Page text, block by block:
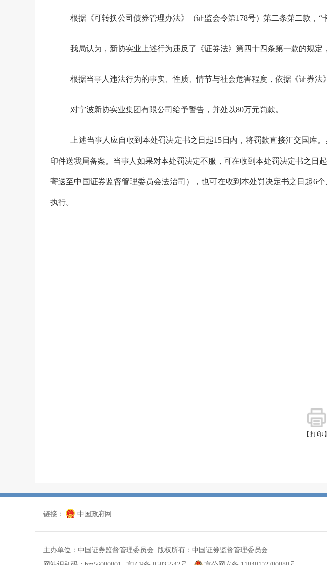
根据《可转换公司债券管理办法》（证监会令第178号）第二条第二款，“
我局认为，新协实业上述行为违反了《证券法》第四十四条第一款的规定
根据当事人违法行为的事实、性质、情节与社会危害程度，依据 《证券法
对宁波新协实业集团有限公司给予警告，并处以80万元罚款。
上述当事人应自收到本处罚决定书之日起15 日内，将罚款直接汇交国库
印件送我局备案。当事人如果对本处罚决定不服，可在收到本处罚决定书之日起
寄送至中国证券监督管理委员会法治司），也可在收到本处罚决定书之日起6个
执行。
【打印】
链接： 中国政府网
主办单位：中国证券监督管理委员会 版权所有：中国证券监督管理委员会